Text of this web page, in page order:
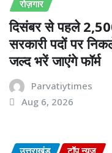
रोज़गार
दिसंबर से पहले
सरकारी पदों पर
जल्द भरें जाएंगे फॉर्म
Parvatiytimes
Aug 6, 2026
उत्तराखंड टॉप न्यूज़